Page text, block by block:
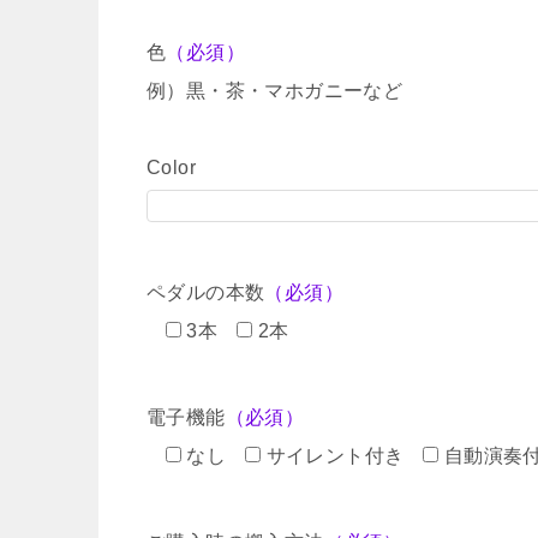
色 （必須）
例）黒・茶・マホガニーなど
Color
ペダルの本数 （必須）
3本
2本
電子機能 （必須）
なし
サイレント付き 自動演奏